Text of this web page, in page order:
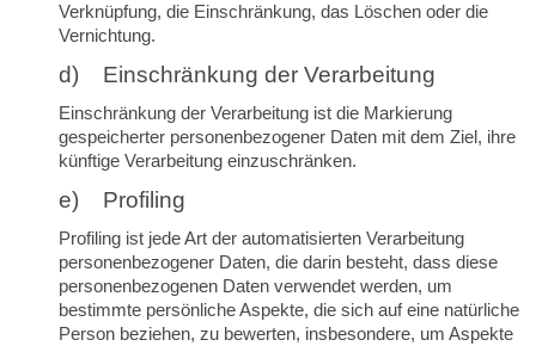
Verknüpfung, die Einschränkung, das Löschen oder die
Vernichtung.
d) Einschränkung der Verarbeitung
Einschränkung der Verarbeitung ist die Markierung
gespeicherter personenbezogener Daten mit dem Ziel, ihre
künftige Verarbeitung einzuschränken.
e) Profiling
Profiling ist jede Art der automatisierten Verarbeitung
personenbezogener Daten, die darin besteht, dass diese
personenbezogenen Daten verwendet werden, um
bestimmte persönliche Aspekte, die sich auf eine natürliche
Person beziehen, zu bewerten, insbesondere, um Aspekte